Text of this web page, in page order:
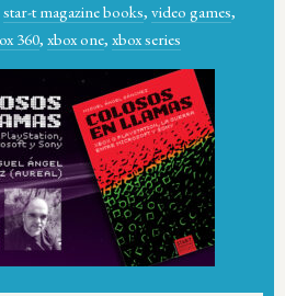
star-t magazine books, video games,
360, xbox one, xbox series